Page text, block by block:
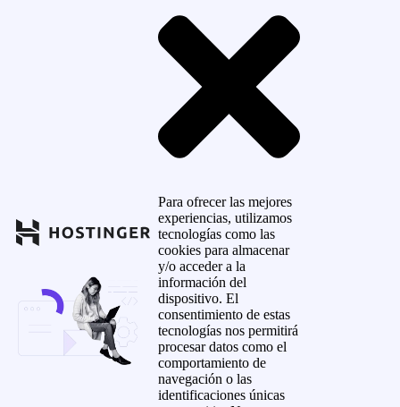
Para ofrecer las mejores
experiencias, utilizamos
tecnologías como las
cookies para almacenar
y/o acceder a la
información del
dispositivo. El
consentimiento de estas
tecnologías nos permitirá
procesar datos como el
comportamiento de
navegación o las
identificaciones únicas